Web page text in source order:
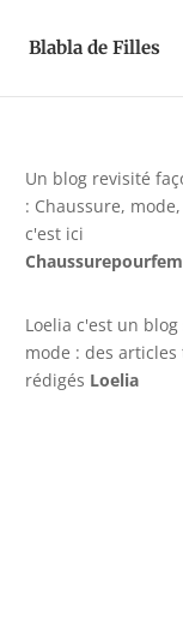
Blabla de Filles
Un blog revisité
: Chaussure,
c'est ici
Loelia c'est un
mode : des
rédigés Loelia